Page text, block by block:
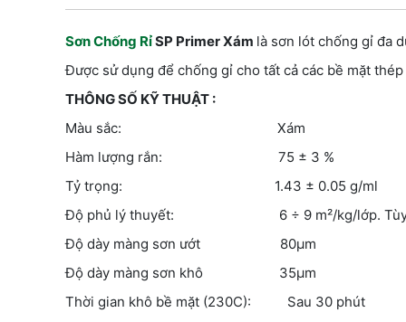
Sơn Chống RỉSP Primer Xám là sơn lót chống gỉ đa
Được sử dụng để chống gỉ cho tất cả các bề mặt
THÔNG SỐ KỸ THUẬT :
Màu sắc: Xám
Hàm lượng rắn: 75 ± 3 %
Tỷ trọng: 1.43 ± 0.05 g/ml
Độ phủ lý thuyết: 6 ÷ 9 m²/kg/lớp. Tùy
Độ dày màng sơn ướt 80µm
Độ dày màng sơn khô 35µm
Thời gian khô bề mặt (230C): Sau 30 phút